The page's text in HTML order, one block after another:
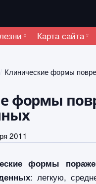
Карта сайта
Клинические формы
формы
2011
формы
: легкую,